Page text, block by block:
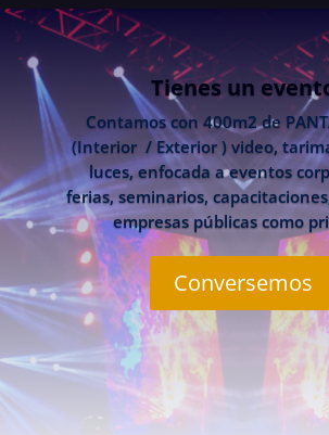
Tienes un
Contamos con 400m2 de
(Interior / Exterior ) video,
luces, enfocada a eventos
ferias, seminarios,
empresas públicas como
Conversemos